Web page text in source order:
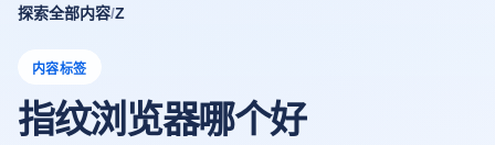
探索全部内容/Z
内容标签
指纹浏览器哪个好